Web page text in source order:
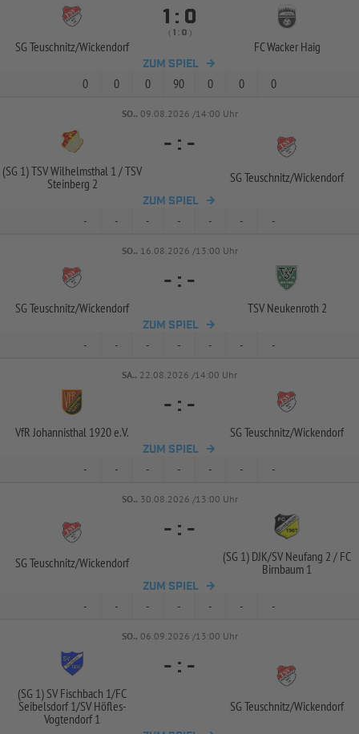
SG Teuschnitz/Wickendorf
 : 
(  :  )
FC Wacker Haig
ZUM SPIEL
0 0 0 90 0 0 0
SO.. 09.08.2026 /14:00 Uhr
(SG 1) TSV Wilhelmsthal 1 /TSV
Steinberg 2
- : -
SG Teuschnitz/Wickendorf
ZUM SPIEL
- - - - - - -
SO.. 16.08.2026 /13:00 Uhr
SG Teuschnitz/Wickendorf
- : -
TSV Neukenroth 2
ZUM SPIEL
- - - - - - -
SA.. 22.08.2026 /14:00 Uhr
VfR Johannisthal 1920 e.V.
- : -
SG Teuschnitz/Wickendorf
ZUM SPIEL
- - - - - - -
SO.. 30.08.2026 /13:00 Uhr
SG Teuschnitz/Wickendorf
- : -
(SG 1) DJK/SV Neufang 2 / FC
Birnbaum 1
ZUM SPIEL
- - - - - - -
SO.. 06.09.2026 /13:00 Uhr
(SG 1) SV Fischbach 1/FC
Seibelsdorf 1/SV Höfles-
Vogtendorf 1
- : -
SG Teuschnitz/Wickendorf